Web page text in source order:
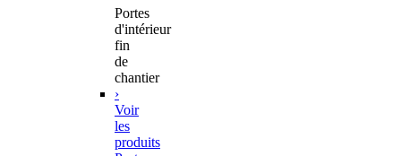
Portes
d'intérieur
fin
de
chantier
›
Voir
les
produits